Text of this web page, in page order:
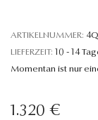
ARTIKELNUMMER:
LIEFERZEIT: 10 - 14
Momentan ist nur
1.320 €